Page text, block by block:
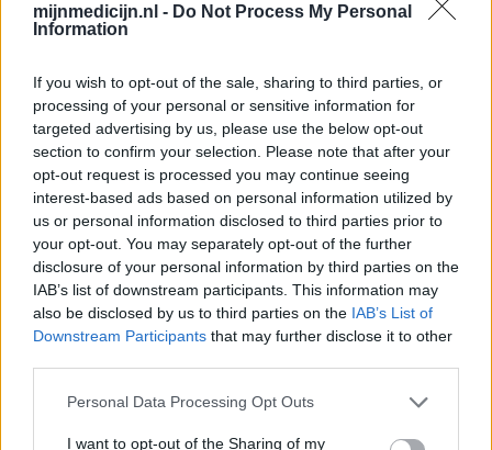
mijnmedicijn.nl - Do Not Process My Personal
Information
If you wish to opt-out of the sale, sharing to third parties, or
processing of your personal or sensitive information for
targeted advertising by us, please use the below opt-out
section to confirm your selection. Please note that after your
opt-out request is processed you may continue seeing
interest-based ads based on personal information utilized by
us or personal information disclosed to third parties prior to
your opt-out. You may separately opt-out of the further
disclosure of your personal information by third parties on the
IAB’s list of downstream participants. This information may
also be disclosed by us to third parties on the IAB’s List of
Downstream Participants that may further disclose it to other
Personal Data Processing Opt Outs
I want to opt-out of the Sharing of my